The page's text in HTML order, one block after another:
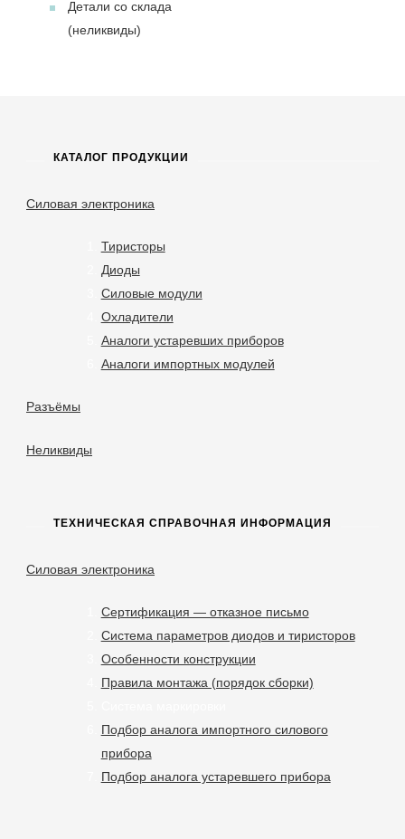
Детали со склада
(неликвиды)
КАТАЛОГ ПРОДУКЦИИ
Силовая электроника
Тиристоры
Диоды
Силовые модули
Охладители
Аналоги устаревших приборов
Аналоги импортных модулей
Разъёмы
Неликвиды
ТЕХНИЧЕСКАЯ СПРАВОЧНАЯ ИНФОРМАЦИЯ
Силовая электроника
Сертификация — отказное письмо
Система параметров диодов и тиристоров
Особенности конструкции
Правила монтажа (порядок сборки)
Подбор аналога импортного силового
прибора
Подбор аналога устаревшего прибора